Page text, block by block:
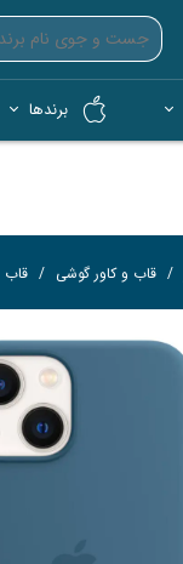
برندها
قاب و کاور گوشی قاب